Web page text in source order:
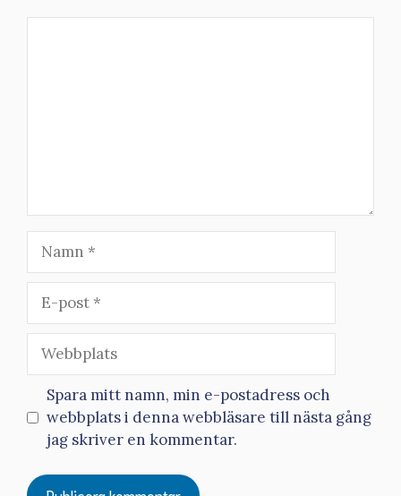
post
Webbplats
Spara mitt namn, min e-postadress och
webbplats i denna webbläsare till nästa gång
jag skriver en kommentar.